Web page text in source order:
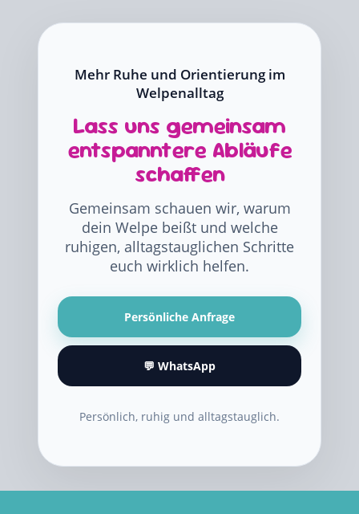
Mehr Ruhe und Orientierung im
Welpenalltag
Lass uns gemeinsam
entspanntere Abläufe
schaffen
Gemeinsam schauen wir, warum
dein Welpe beißt und welche
ruhigen, alltagstauglichen Schritte
euch wirklich helfen.
Persönliche Anfrage
💬 WhatsApp
Persönlich, ruhig und alltagstauglich.